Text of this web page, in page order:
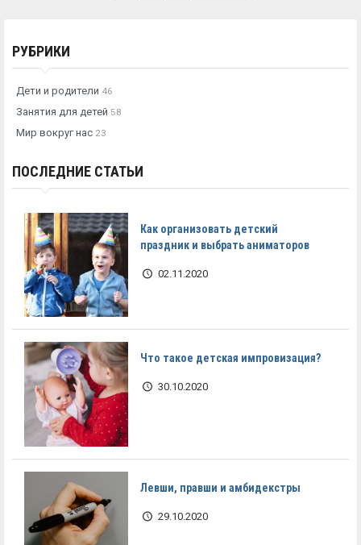
РУБРИКИ
Дети и родители 46
Занятия для детей 58
Мир вокруг нас 23
ПОСЛЕДНИЕ СТАТЬИ
Как организовать детский
праздник и выбрать аниматоров
02.11.2020
Что такое детская импровизация?
30.10.2020
Левши, правши и амбидекстры
29.10.2020